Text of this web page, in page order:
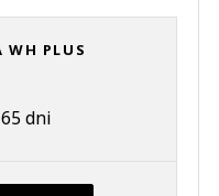
WH PLUS
dni